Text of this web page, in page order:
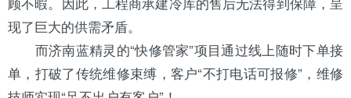
现了巨大的供需矛盾。
而济南蓝精灵的“快修管家”项目通过线上随时下单接
单，打破了传统维修束缚，客户“不打电话可报修”，维修